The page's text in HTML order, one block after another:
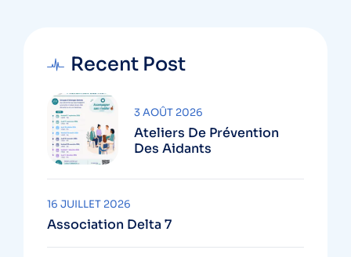
Recent Post
Ateliers De Prévention
Des Aidants
3 AOÛT 2026
Association Delta 7
16 JUILLET 2026